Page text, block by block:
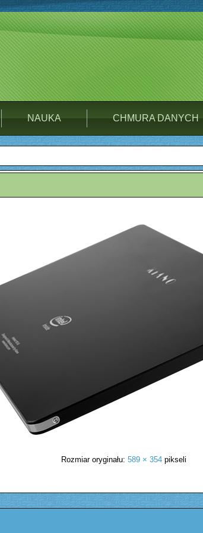
NAUKA CHMURA DANYCH
Rozmiar oryginału: 589 × 354pikseli